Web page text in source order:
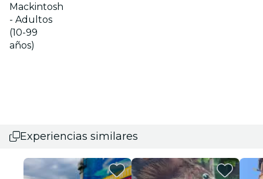
Mackintosh
- Adultos
(10-99
años)
Experiencias similares